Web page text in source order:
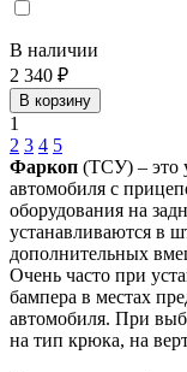
В наличии
2 340 ₽
В корзину
1
2 3 4 5
Фаркоп (ТСУ) – это
автомобиля с
оборудования на
устанавливаются в
дополнительных
Очень часто при
бампера в местах
автомобиля. При
на тип крюка, на